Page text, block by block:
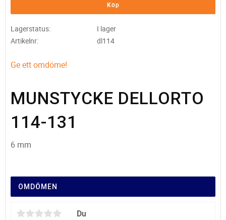
Köp
Lagerstatus
I lager
Artikelnr
dl114
Ge ett omdöme!
MUNSTYCKE DELLORTO
114-131
6 mm
OMDÖMEN
Du